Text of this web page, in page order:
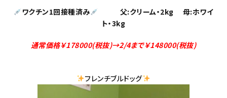
ワクチン1回接種済み
父:クリーム・2kg 母:ホワイ
ト・3kg
通常価格￥178000(税抜)→2/4まで￥148000(税抜)
フレンチブルドッグ